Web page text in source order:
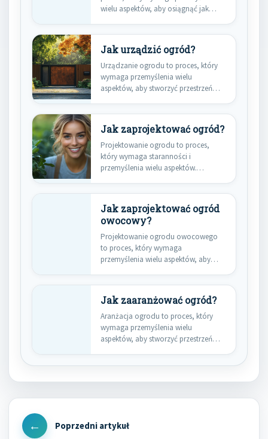
wielu aspektów, aby osiągnąć jak
Jak urządzić ogród?
Urządzanie ogrodu to proces, który
wymaga przemyślenia wielu
aspektów, aby stworzyć przestrzeń
Jak zaprojektować ogród?
Projektowanie ogrodu to proces,
który wymaga staranności i
przemyślenia wielu aspektów.
Jak zaprojektować ogród
owocowy?
Projektowanie ogrodu owocowego
to proces, który wymaga
przemyślenia wielu aspektów, aby
Jak zaaranżować ogród?
Aranżacja ogrodu to proces, który
wymaga przemyślenia wielu
aspektów, aby stworzyć przestrzeń
Nawigacja
wpisu
Previous